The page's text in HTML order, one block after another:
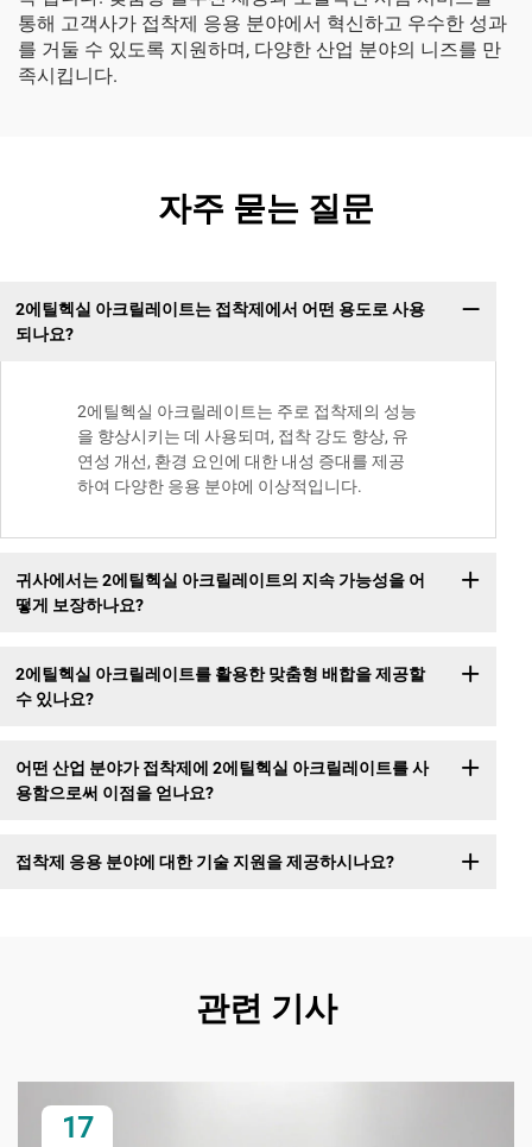
통해 고객사가 접착제 응용 분야에서 혁신하고 우수한 성과
를 거둘 수 있도록 지원하며, 다양한 산업 분야의 니즈를 만
족시킵니다.
자주 묻는 질문
2에틸헥실 아크릴레이트는 접착제에서 어떤 용도로 사용
되나요?
2에틸헥실 아크릴레이트는 주로 접착제의 성능
을 향상시키는 데 사용되며, 접착 강도 향상, 유
연성 개선, 환경 요인에 대한 내성 증대를 제공
하여 다양한 응용 분야에 이상적입니다.
귀사에서는 2에틸헥실 아크릴레이트의 지속 가능성을 어
떻게 보장하나요?
2에틸헥실 아크릴레이트를 활용한 맞춤형 배합을 제공할
수 있나요?
어떤 산업 분야가 접착제에 2에틸헥실 아크릴레이트를 사
용함으로써 이점을 얻나요?
접착제 응용 분야에 대한 기술 지원을 제공하시나요?
관련 기사
17